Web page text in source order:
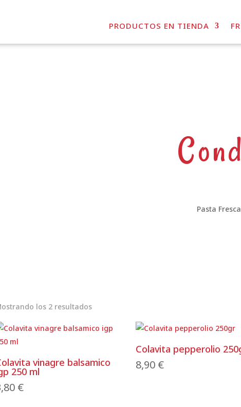
PRODUCTOS EN TIENDA
Pasta
los 2 resultados
vinagre balsamico
250 ml
€
Colavita pepperolio
8,90 €